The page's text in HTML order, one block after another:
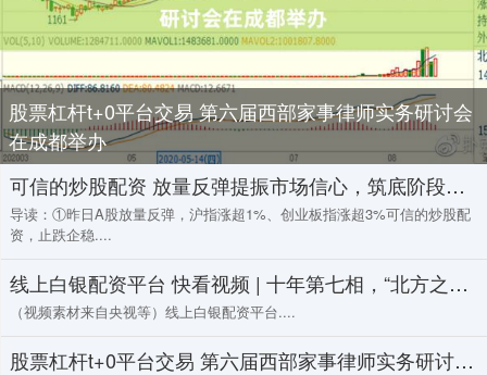
股票杠杆t+0平台交易 第六届西部家事律师实务研讨会
在成都举办
可信的炒股配资 放量反弹提振市场信心，筑底阶段盘面热点或延续快速轮动
导读：①昨日A股放量反弹，沪指涨超1%、创业板指涨超3%可信的炒股配
资，止跌企稳....
线上白银配资平台 快看视频 | 十年第七相，“北方之王”入主唐宁街，他能拯救英国吗？
（视频素材来自央视等）线上白银配资平台....
股票杠杆t+0平台交易 第六届西部家事律师实务研讨会在成都举办